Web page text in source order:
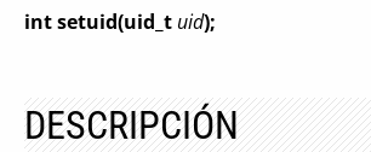
int setuid(uid_t uid);
DESCRIPCIÓN